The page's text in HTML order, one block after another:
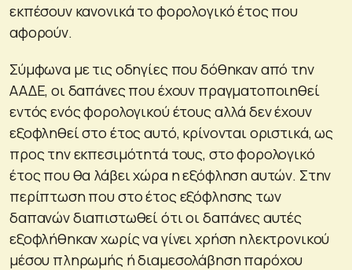
εκπέσουν κανονικά το φορολογικό έτος που
αφορούν.
Σύμφωνα με τις οδηγίες που δόθηκαν από την
ΑΑΔΕ, οι δαπάνες που έχουν πραγματοποιηθεί
εντός ενός φορολογικού έτους αλλά δεν έχουν
εξοφληθεί στο έτος αυτό, κρίνονται οριστικά, ως
προς την εκπεσιμότητά τους, στο φορολογικό
έτος που θα λάβει χώρα η εξόφληση αυτών. Στην
περίπτωση που στο έτος εξόφλησης των
δαπανών διαπιστωθεί ότι οι δαπάνες αυτές
εξοφλήθηκαν χωρίς να γίνει χρήση ηλεκτρονικού
μέσου πληρωμής ή διαμεσολάβηση παρόχου